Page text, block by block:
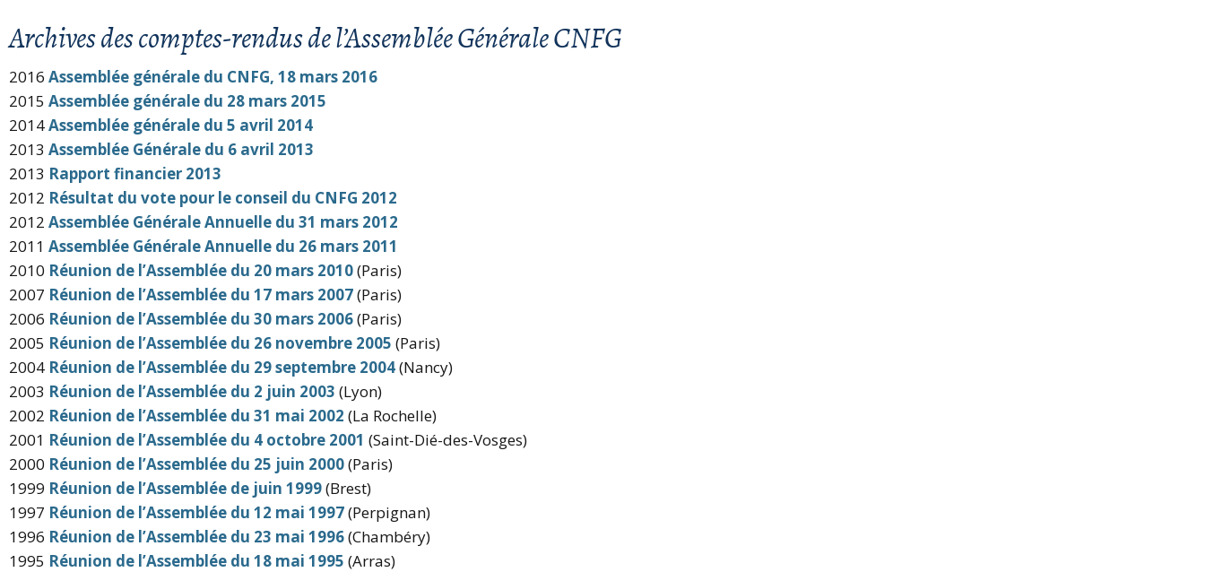
Archives des comptes-rendus de l’Assemblée Générale CNFG
2016 Assemblée générale du CNFG, 18 mars 2016
2015 Assemblée générale du 28 mars 2015
2014Assemblée générale du 5 avril 2014
2013 Assemblée Générale du 6 avril 2013
2013 Rapport financier 2013
2012 Résultat du vote pour le conseil du CNFG 2012
2012 Assemblée Générale Annuelle du 31 mars 2012
2011 Assemblée Générale Annuelle du 26 mars 2011
2010 Réunion de l’Assemblée du 20 mars 2010(Paris)
2007 Réunion de l’Assemblée du 17 mars 2007(Paris)
2006 Réunion de l’Assemblée du 30 mars 2006(Paris)
2005 Réunion de l’Assemblée du 26 novembre 2005 (Paris)
2004 Réunion de l’Assemblée du 29 septembre 2004(Nancy)
2003 Réunion de l’Assemblée du 2 juin 2003 (Lyon)
2002 Réunion de l’Assemblée du 31 mai 2002 (La Rochelle)
2001 Réunion de l’Assemblée du 4 octobre 2001 (Saint-Dié-des-Vosges)
2000 Réunion de l’Assemblée du 25 juin 2000(Paris)
1999 Réunion de l’Assemblée de juin 1999(Brest)
1997 Réunion de l’Assemblée du 12 mai 1997(Perpignan)
1996 Réunion de l’Assemblée du 23 mai 1996(Chambéry)
1995 Réunion de l’Assemblée du 18 mai 1995 (Arras)